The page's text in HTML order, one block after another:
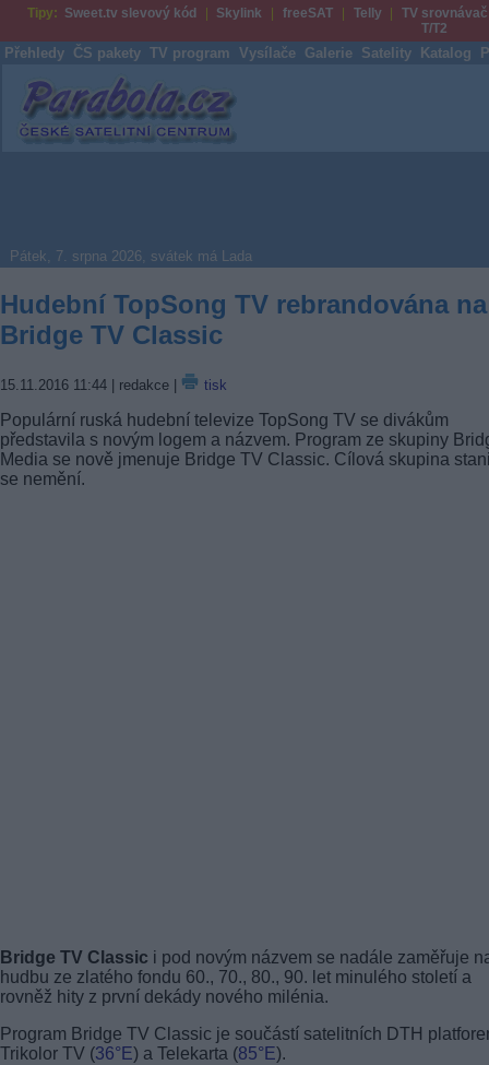
Tipy: Sweet.tv slevový kód Skylink freeSAT Telly
TV srovnávač
T/T2
Přehledy ČS pakety TV program Vysílače Galerie Satelity Katalog
Parabola.cz
Pátek, 7. srpna 2026, svátek má Lada
Hudební TopSong TV rebrandována na
Bridge TV Classic
15.11.2016 11:44 | redakce | tisk
Populární ruská hudební televize TopSong TV se divákům
představila s novým logem a názvem. Program ze skupiny
Media se nově jmenuje Bridge TV Classic. Cílová skupina
se nemění.
Bridge TV Classic i pod novým názvem se nadále zaměřuje
hudbu ze zlatého fondu 60., 70., 80., 90. let minulého století a
rovněž hity z první dekády nového milénia.
Program Bridge TV Classic je součástí satelitních DTH
Trikolor TV (36°E) a Telekarta (85°E).